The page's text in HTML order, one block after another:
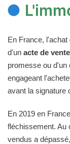
En France,
d'un acte de vente
promesse ou d'un
engageant
avant la signature
En 2019 en
fléchissement. Au
vendus a